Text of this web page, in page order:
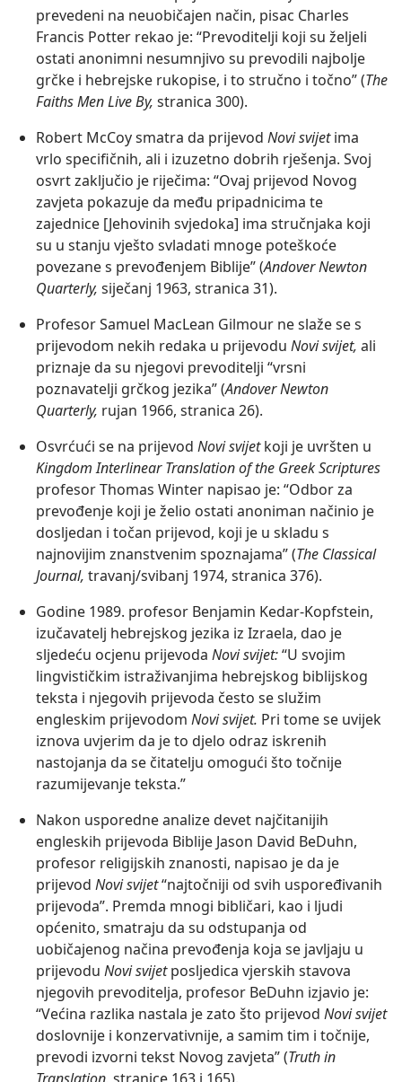
prevedeni na neuobičajen način, pisac Charles
Francis Potter rekao je: “Prevoditelji koji su željeli
ostati anonimni nesumnjivo su prevodili najbolje
grčke i hebrejske rukopise, i to stručno i točno” (The
Faiths Men Live By, stranica 300).
Robert McCoy smatra da prijevod Novi svijetima
vrlo specifičnih, ali i izuzetno dobrih rješenja. Svoj
osvrt zaključio je riječima: “Ovaj prijevod Novog
zavjeta pokazuje da među pripadnicima te
zajednice [Jehovinih svjedoka] ima stručnjaka koji
su u stanju vješto svladati mnoge poteškoće
povezane s prevođenjem Biblije” (Andover Newton
Quarterly, siječanj 1963, stranica 31).
Profesor Samuel MacLean Gilmour ne slaže se s
prijevodom nekih redaka u prijevodu Novi svijet, ali
priznaje da su njegovi prevoditelji “vrsni
poznavatelji grčkog jezika” (Andover Newton
Quarterly, rujan 1966, stranica 26).
Osvrćući se na prijevod Novi svijetkoji je uvršten u
Kingdom Interlinear Translation of the Greek Scriptures
profesor Thomas Winter napisao je: “Odbor za
prevođenje koji je želio ostati anoniman načinio je
dosljedan i točan prijevod, koji je u skladu s
najnovijim znanstvenim spoznajama” (The Classical
Journal, travanj/svibanj 1974, stranica 376).
Godine 1989. profesor Benjamin Kedar-Kopfstein,
izučavatelj hebrejskog jezika iz Izraela, dao je
sljedeću ocjenu prijevoda Novi svijet:“U svojim
lingvističkim istraživanjima hebrejskog biblijskog
teksta i njegovih prijevoda često se služim
engleskim prijevodom Novi svijet. Pri tome se uvijek
iznova uvjerim da je to djelo odraz iskrenih
nastojanja da se čitatelju omogući što točnije
razumijevanje teksta.”
Nakon usporedne analize devet najčitanijih
engleskih prijevoda Biblije Jason David BeDuhn,
profesor religijskih znanosti, napisao je da je
prijevod Novi svijet“najtočniji od svih uspoređivanih
prijevoda”. Premda mnogi bibličari, kao i ljudi
općenito, smatraju da su odstupanja od
uobičajenog načina prevođenja koja se javljaju u
prijevodu Novi svijetposljedica vjerskih stavova
njegovih prevoditelja, profesor BeDuhn izjavio je:
“Većina razlika nastala je zato što prijevod Novi svijet
doslovnije i konzervativnije, a samim tim i točnije,
prevodi izvorni tekst Novog zavjeta” (Truth in